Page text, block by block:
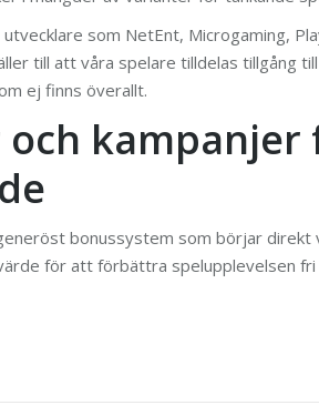
som NetEnt, Microgaming,
till att våra spelare tilldelas tillgång
ej finns överallt.
och
bonussystem som börjar direkt
för att förbättra spelupplevelsen fri